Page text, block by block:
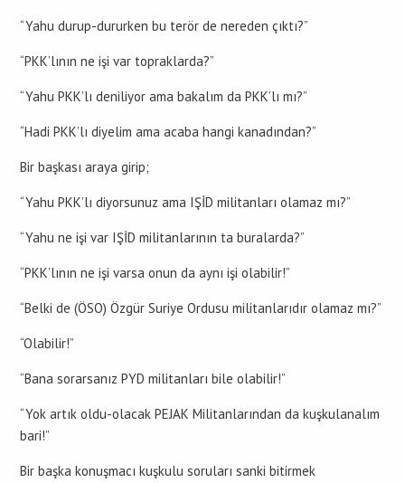
“Yahu durup-dururken bu terör de nereden çıktı?”
“PKK’lının ne işi var topraklarda?”
“Yahu PKK’lı deniliyor ama bakalım da PKK’lı mı?”
“Hadi PKK’lı diyelim ama acaba hangi kanadından?”
Bir başkası araya girip;
“Yahu PKK’lı diyorsunuz ama IŞİD militanları olamaz mı?”
“Yahu ne işi var IŞİD militanlarının ta buralarda?”
“PKK’lının ne işi varsa onun da aynı işi olabilir!”
“Belki de (ÖSO) Özgür Suriye Ordusu militanlarıdır olamaz mı?”
“Olabilir!”
“Bana sorarsanız PYD militanları bile olabilir!”
“Yok artık oldu-olacak PEJAK Militanlarından da kuşkulanalım
bari!”
Bir başka konuşmacı kuşkulu soruları sanki bitirmek